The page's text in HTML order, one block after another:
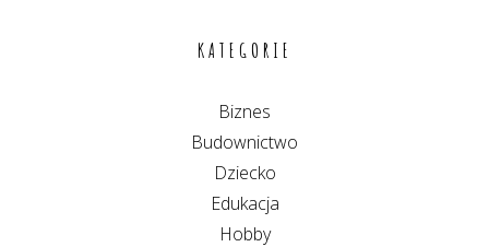
KATEGORIE
Biznes
Budownictwo
Dziecko
Edukacja
Hobby